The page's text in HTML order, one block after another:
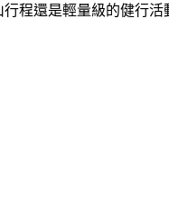
程還是輕量級的健行